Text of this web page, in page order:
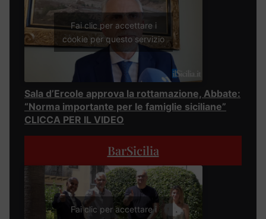
Fai clic per accettare i
cookie per questo servizio
Sala d’Ercole approva la rottamazione, Abbate:
“Norma importante per le famiglie siciliane”
CLICCA PER IL VIDEO
BarSicilia
Fai clic per accettare i